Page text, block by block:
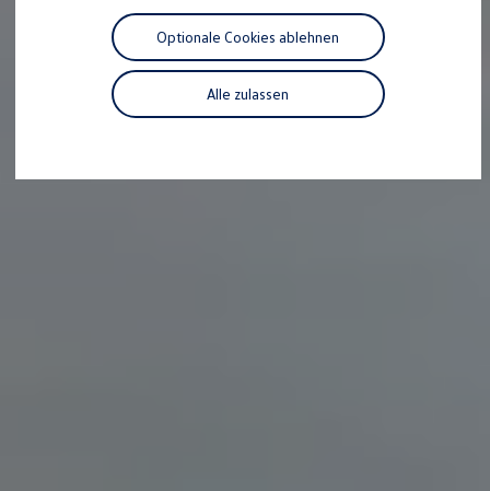
Motorenöl und Flüssigkeiten
Räder und Reifen
Pannen- und Unfallhilfe
Economy Service
Volkswagen Teile
Zubehör
Alle zulassen
Optionale Cookies ablehnen